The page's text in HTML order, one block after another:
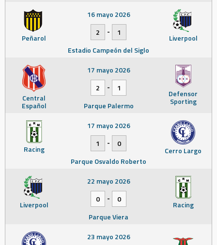
Peñarol Liverpool
16 mayo 2026
2
-
1
Estadio Campeón del Siglo
Central
Español
Defensor
Sporting
17 mayo 2026
2
-
1
Parque Palermo
Racing Cerro Largo
17 mayo 2026
1
-
0
Parque Osvaldo Roberto
Liverpool Racing
22 mayo 2026
0
-
0
Parque Viera
23 mayo 2026